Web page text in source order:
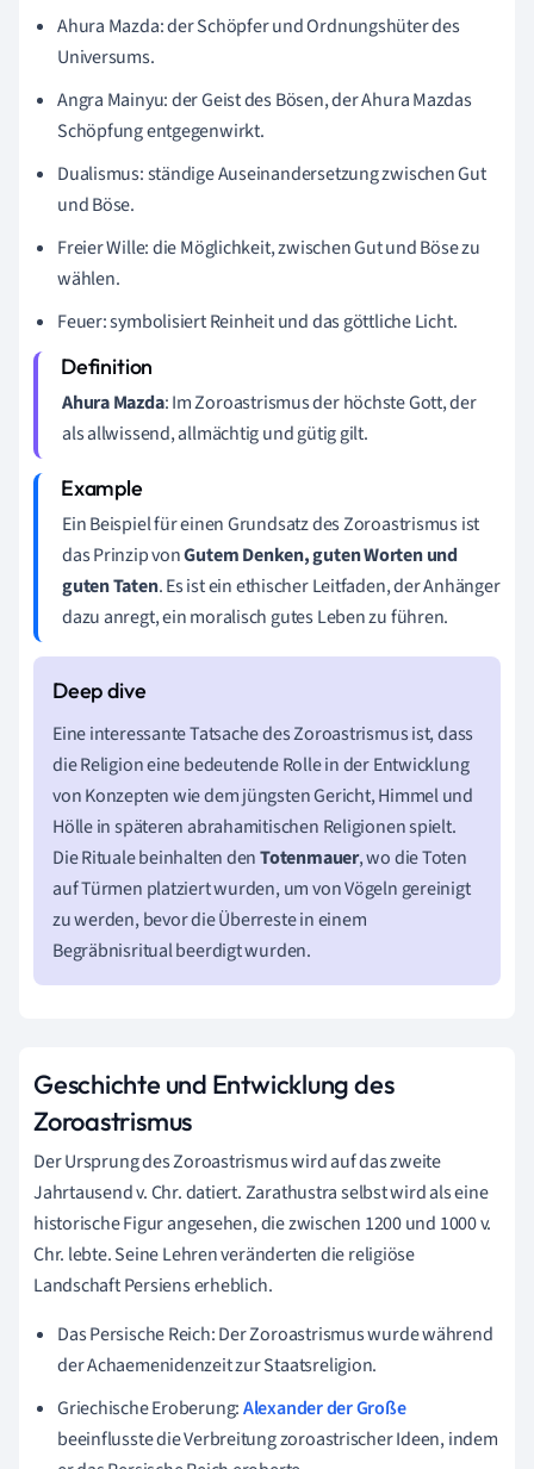
Ahura Mazda: der Schöpfer und Ordnungshüter des
Universums.
Angra Mainyu: der Geist des Bösen, der Ahura Mazdas
Schöpfung entgegenwirkt.
Dualismus: ständige Auseinandersetzung zwischen Gut
und Böse.
Freier Wille: die Möglichkeit, zwischen Gut und Böse zu
wählen.
Feuer: symbolisiert Reinheit und das göttliche Licht.
Ahura Mazda: Im Zoroastrismus der höchste Gott, der
als allwissend, allmächtig und gütig gilt.
Ein Beispiel für einen Grundsatz des Zoroastrismus ist
das Prinzip vonGutem Denken, guten Worten und
guten Taten. Es ist ein ethischer Leitfaden, der Anhänger
dazu anregt, ein moralisch gutes Leben zu führen.
Eine interessante Tatsache des Zoroastrismus ist, dass
die Religion eine bedeutende Rolle in der Entwicklung
von Konzepten wie dem jüngsten Gericht, Himmel und
Hölle in späteren abrahamitischen Religionen spielt.
Die Rituale beinhalten denTotenmauer, wo die Toten
auf Türmen platziert wurden, um von Vögeln gereinigt
zu werden, bevor die Überreste in einem
Begräbnisritual beerdigt wurden.
Geschichte und Entwicklung des
Zoroastrismus
Der Ursprung des Zoroastrismus wird auf das zweite
Jahrtausend v. Chr. datiert. Zarathustra selbst wird als eine
historische Figur angesehen, die zwischen 1200 und 1000 v.
Chr. lebte. Seine Lehren veränderten die religiöse
Landschaft Persiens erheblich.
Das Persische Reich: Der Zoroastrismus wurde während
der Achaemenidenzeit zur Staatsreligion.
Griechische Eroberung:Alexander der Große
beeinflusste die Verbreitung zoroastrischer Ideen, indem